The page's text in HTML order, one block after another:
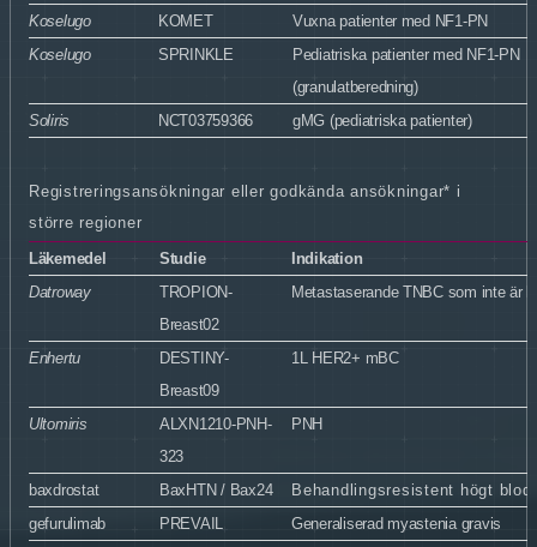
Koselugo KOMET
Vuxna patienter med NF1-PN
Koselugo
SPRINKLE
Pediatriska patienter med NF1-PN
(granulatberedning)
Soliris
NCT03759366 gMG (pediatriska patienter)
Registreringsansökningar eller godkända ansökningar* i
större regioner
Läkemedel Studie
Indikation
Datroway
TROPION-
Breast02
Metastaserande TNBC som inte är
Enhertu
DESTINY-
Breast09
1L HER2+ mBC
Ultomiris
ALXN1210-PNH-
323
PNH
baxdrostat BaxHTN / Bax24
Behandlingsresistent högt
gefurulimab
PREVAIL
Generaliserad myastenia gravis